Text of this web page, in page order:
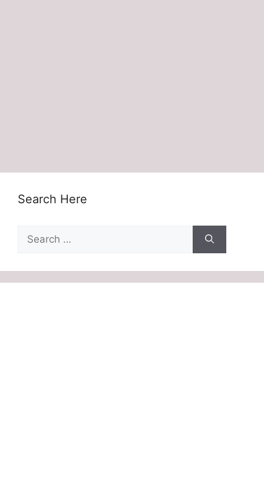
Search Here
Search
for: